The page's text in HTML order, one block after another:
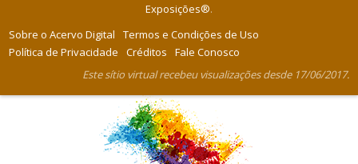
Exposições®.
Sobre o Acervo Digital
Termos e Condições de Uso
Política de Privacidade
Créditos
Fale Conosco
Este sítio virtual recebeu visualizações desde 17/06/2017.